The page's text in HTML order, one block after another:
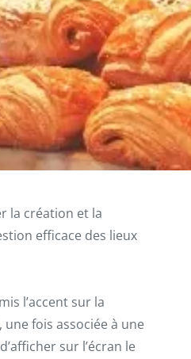
la création et la
efficace des lieux
l’accent sur la
fois associée à une
sur l’écran le